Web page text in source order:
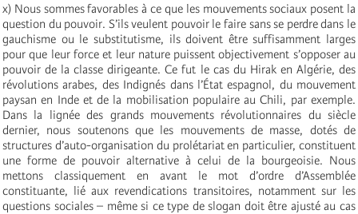
x) Nous sommes favorables à ce que les mouvements sociaux posent la
question du pouvoir. S’ils veulent pouvoir le faire sans se perdre dans le
gauchisme ou le substitutisme, ils doivent être suffisamment larges
pour que leur force et leur nature puissent objectivement s’opposer au
pouvoir de la classe dirigeante. Ce fut le cas du Hirak en Algérie, des
révolutions arabes, des Indignés dans l’État espagnol, du mouvement
paysan en Inde et de la mobilisation populaire au Chili, par exemple.
Dans la lignée des grands mouvements révolutionnaires du siècle
dernier, nous soutenons que les mouvements de masse, dotés de
structures d’auto-organisation du prolétariat en particulier, constituent
une forme de pouvoir alternative à celui de la bourgeoisie. Nous
mettons classiquement en avant le mot d’ordre d’Assemblée
constituante, lié aux revendications transitoires, notamment sur les
questions sociales – même si ce type de slogan doit être ajusté au cas